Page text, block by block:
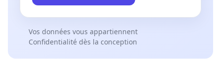
Vos données vous appartiennent
Confidentialité dès la conception